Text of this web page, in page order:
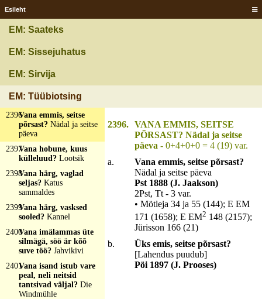
Esileht
EM: Saateks
EM: Sissejuhatus
EM: Sirvija
EM: Tüübiotsing
ööd kui päiva üte
kullatse kopa sisse?
Ketramine
situb?Põlev peerg
käpä?Hamõ (särk)
2395Valgõ kerik verevä
torniga?Hani
2396Vana emmis, seitse
põrsast? Nädal ja seitse
päeva
2397Vana hobune, kuus
külleluud? Lootsik
2398Vana härg, vaglad
seljas? Katus
sammaldes
2399Vana härg, vasksed
sooled? Kannel
2400Vana imälammas üte
silmägä, söö är kõõ
suve töö? Jahvikivi
2401Vana isand istub vare
peal, neli neitsid
tantsivad väljal? Die
Windmühle
2396. VANA EMMIS, SEITSE
PÕRSAST? Nädal ja seitse
päeva - 0+4+0+0 = 4 (19) var.
a.
Vana emmis, seitse põrsast?
Nädal ja seitse päeva
Pst 1888 (J. Jaakson)
2Pst, Tt - 3 var.
• Mötleja 34 ja 55 (144); E EM
171 (1658); E EM2 148 (2157);
Jürisson 166 (21)
b.
Üks emis, seitse põrsast?
[Lahendus puudub]
Pöi 1897 (J. Prooses)